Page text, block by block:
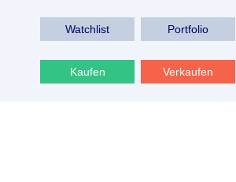
Watchlist Portfolio
Kaufen Verkaufen